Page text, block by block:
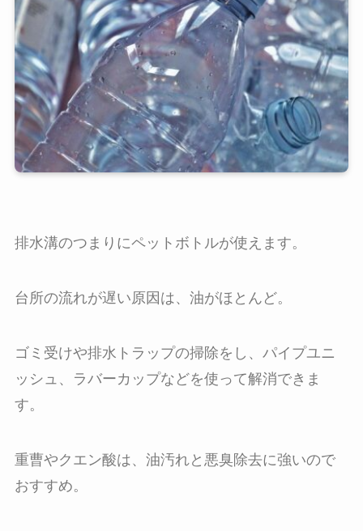
排水溝のつまりにペットボトルが使えます。
台所の流れが遅い原因は、油がほとんど。
ゴミ受けや排水トラップの掃除をし、パイプユニ
ッシュ、ラバーカップなどを使って解消できま
す。
重曹やクエン酸は、油汚れと悪臭除去に強いので
おすすめ。